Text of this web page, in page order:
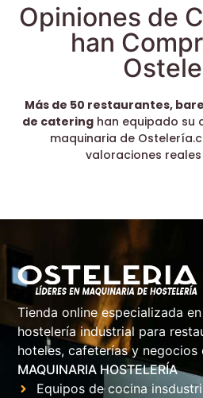
Opiniones de
han
Más de 50 restaurantes,
de cateringhan equipado su
maquinaria de
valoraciones
Tienda online especializada
hostelería industrial para
hoteles, cafeterías y negocios
MAQUINARIA HOSTELERÍA
Equipos de cocina